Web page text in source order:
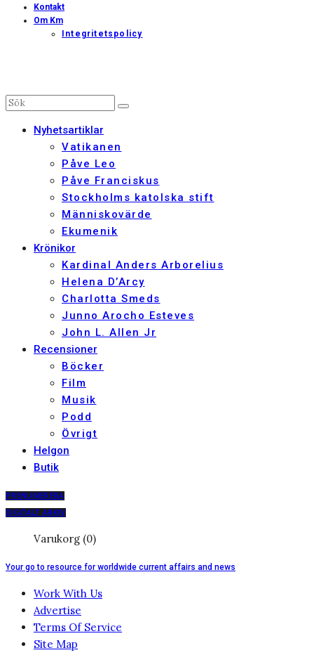
Kontakt
Om Km
Integritetspolicy
Nyhetsartiklar
Vatikanen
Påve Leo
Påve Franciskus
Stockholms katolska stift
Människovärde
Ekumenik
Krönikor
Kardinal Anders Arborelius
Helena D’Arcy
Charlotta Smeds
Junno Arocho Esteves
John L. Allen Jr
Recensioner
Böcker
Film
Musik
Podd
Övrigt
Helgon
Butik
PRENUMERERA
DIGITALT ARKIV
Varukorg (0)
Your go to resource for worldwide current affairs and news
Work With Us
Advertise
Terms Of Service
Site Map